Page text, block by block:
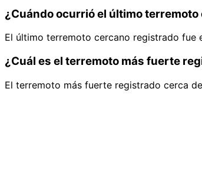
¿Cuándo ocurrió el último terremoto
El último terremoto cercano registrado fue
¿Cuál es el terremoto más fuerte
El terremoto más fuerte registrado cerca